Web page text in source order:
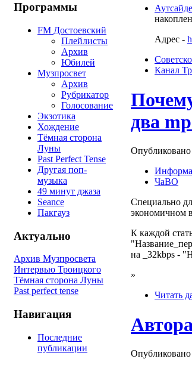
Программы
FM Достоевский
Плейлисты
Архив
Юбилей
Музпросвет
Архив
Рубрикатор
Голосование
Экзотика
Хождение
Тёмная сторона
Луны
Past Perfect Tense
Другая поп-
музыка
49 минут джаза
Seance
Пакгауз
Актуально
Архив Музпросвета
Интервью Троицкого
Тёмная сторона Луны
Past perfect tense
Навигация
Последние
публикации
Адрес -
Канал
два
Опубликовано
ЧаВО
Специально
экономичном
К каждой
на _32kbps -
»
Читать
Опубликовано